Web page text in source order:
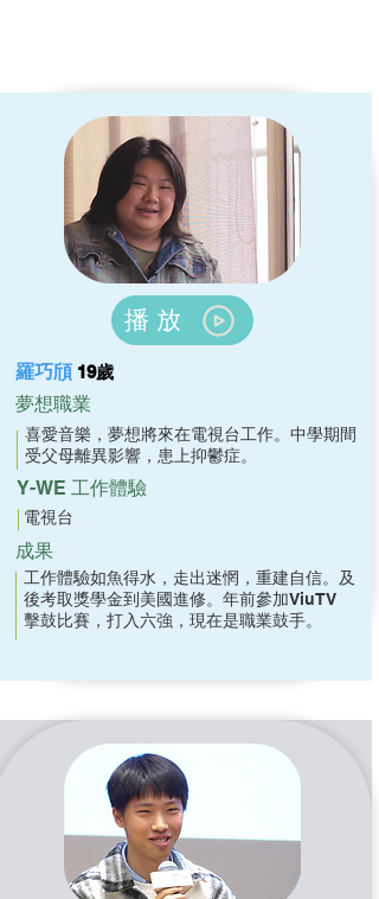
播放
羅巧頎 19歲
夢想職業
喜愛音樂，夢想將來在電視台工作。 中學期間
受父母離異影響，患上抑鬱症。
Y-WE 工作體驗
電視台
成果
工作體驗如魚得水，走出迷惘，重建自信。及
後考取獎學金到美國進修。年前參加ViuTV
擊鼓比賽，打入六強，現在是職業鼓手。